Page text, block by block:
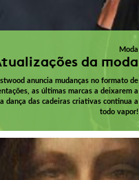
Moda
da moda
anuncia mudanças no formato de
as últimas marcas a deixarem a
dança das cadeiras criativas continua a
todo vapor!